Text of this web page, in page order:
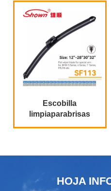
Escobilla
limpiaparabrisas
HOJA